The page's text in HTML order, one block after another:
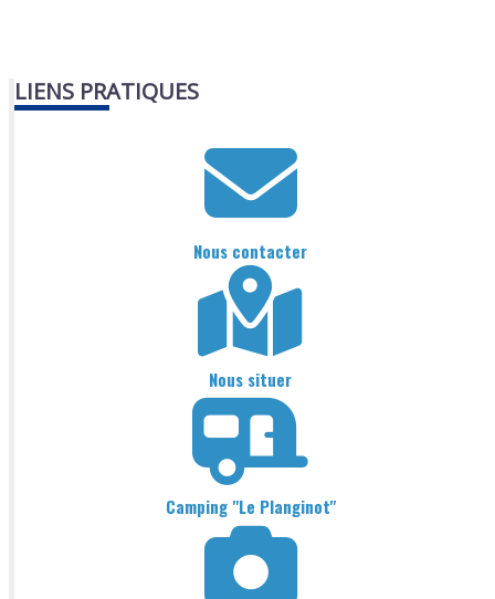
LIENS PRATIQUES
Nous contacter
Nous situer
Camping "Le Planginot"